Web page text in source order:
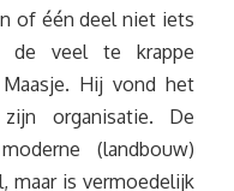
of één deel niet iets
de veel te krappe
Hij vond het
organisatie. De
(landbouw)
maar is vermoedelijk